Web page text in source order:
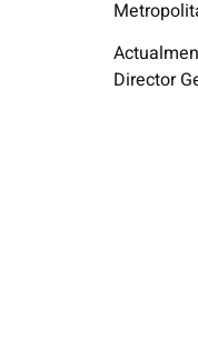
Director